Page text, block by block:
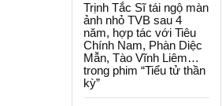
Trịnh Tắc Sĩ tái ngộ màn
ảnh nhỏ TVB sau 4
năm, hợp tác với Tiêu
Chính Nam, Phàn Diệc
Mẫn, Tào Vĩnh Liêm…
trong phim “Tiểu tử thần
kỳ”